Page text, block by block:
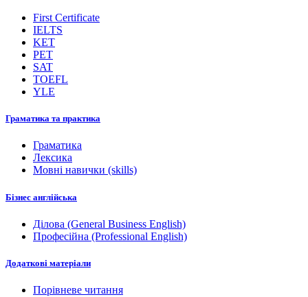
First Certificate
IELTS
KET
PET
SAT
TOEFL
YLE
Граматика та практика
Граматика
Лексика
Мовні навички (skills)
Бізнес англійська
Ділова (General Business English)
Професійна (Professional English)
Додаткові матеріали
Порівневе читання